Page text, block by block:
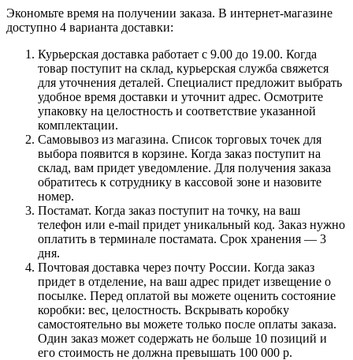
Экономьте время на получении заказа. В интернет-магазине
доступно 4 варианта доставки:
Курьерская доставка работает с 9.00 до 19.00. Когда
товар поступит на склад, курьерская служба свяжется
для уточнения деталей. Специалист предложит выбрать
удобное время доставки и уточнит адрес. Осмотрите
упаковку на целостность и соответствие указанной
комплектации.
Самовывоз из магазина. Список торговых точек для
выбора появится в корзине. Когда заказ поступит на
склад, вам придет уведомление. Для получения заказа
обратитесь к сотруднику в кассовой зоне и назовите
номер.
Постамат. Когда заказ поступит на точку, на ваш
телефон или e-mail придет уникальный код. Заказ нужно
оплатить в терминале постамата. Срок хранения — 3
дня.
Почтовая доставка через почту России. Когда заказ
придет в отделение, на ваш адрес придет извещение о
посылке. Перед оплатой вы можете оценить состояние
коробки: вес, целостность. Вскрывать коробку
самостоятельно вы можете только после оплаты заказа.
Один заказ может содержать не больше 10 позиций и
его стоимость не должна превышать 100 000 р.